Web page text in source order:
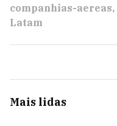
companhias-aereas
Latam
Mais lidas